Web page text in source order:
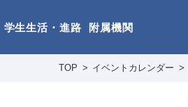
学生生活・進路 附属機関
TOP イベントカレンダー